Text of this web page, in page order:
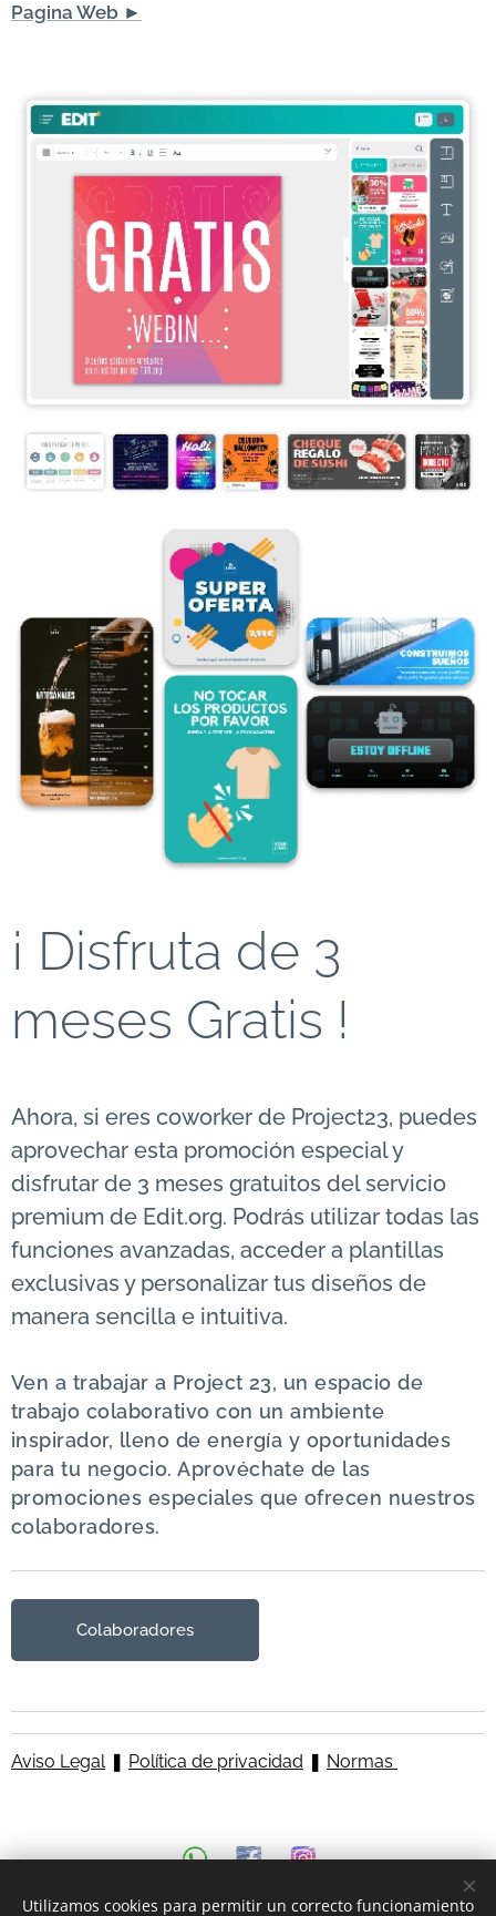
Pagina Web ►
¡ Disfruta de 3
meses Gratis !
Ahora, si eres coworker de Project23, puedes
aprovechar esta promoción especial y
disfrutar de 3 meses gratuitos del servicio
premium de Edit.org. Podrás utilizar todas las
funciones avanzadas, acceder a plantillas
exclusivas y personalizar tus diseños de
manera sencilla e intuitiva.
Ven a trabajar a Project 23, un espacio de
trabajo colaborativo con un ambiente
inspirador, lleno de energía y oportunidades
para tu negocio. Aprovéchate de las
promociones especiales que ofrecen nuestros
colaboradores.
Colaboradores
Aviso Legal❚ Política de privacidad Normas
Utilizamos cookies para permitir un correcto funcionamiento